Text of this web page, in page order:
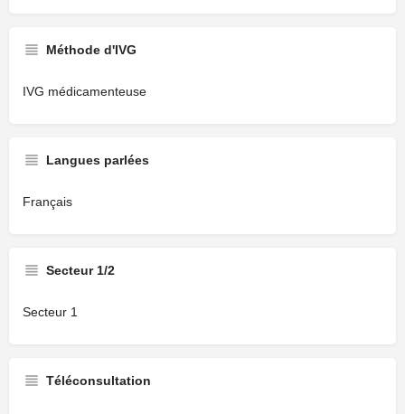
Méthode d'IVG
IVG médicamenteuse
Langues parlées
Français
Secteur 1/2
Secteur 1
Téléconsultation